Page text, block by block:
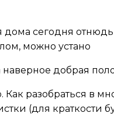
сегодня
можно устано
добрая
разобраться в
(для краткости